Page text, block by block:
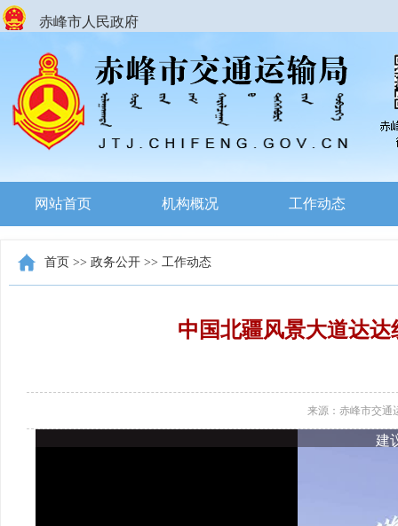
赤峰市人民政府
网站首页 机构概况 工作动态
首页 >> 政务公开 >> 工作动态
中国北疆风景大道达达
来源：赤峰市交通